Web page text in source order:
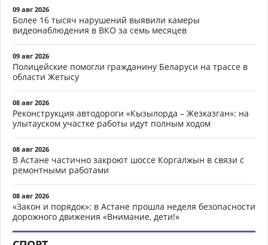
09 авг 2026
Более 16 тысяч нарушений выявили камеры
видеонаблюдения в ВКО за семь месяцев
09 авг 2026
Полицейские помогли гражданину Беларуси на трассе в
области Жетысу
08 авг 2026
Реконструкция автодороги «Кызылорда – Жезказган»: на
улытауском участке работы идут полным ходом
08 авг 2026
В Астане частично закроют шоссе Коргалжын в связи с
ремонтными работами
08 авг 2026
«Закон и порядок»: в Астане прошла неделя безопасности
дорожного движения «Внимание, дети!»